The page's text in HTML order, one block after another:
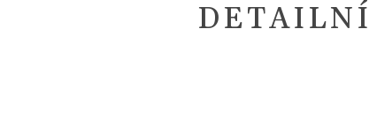
DETAILNÍ